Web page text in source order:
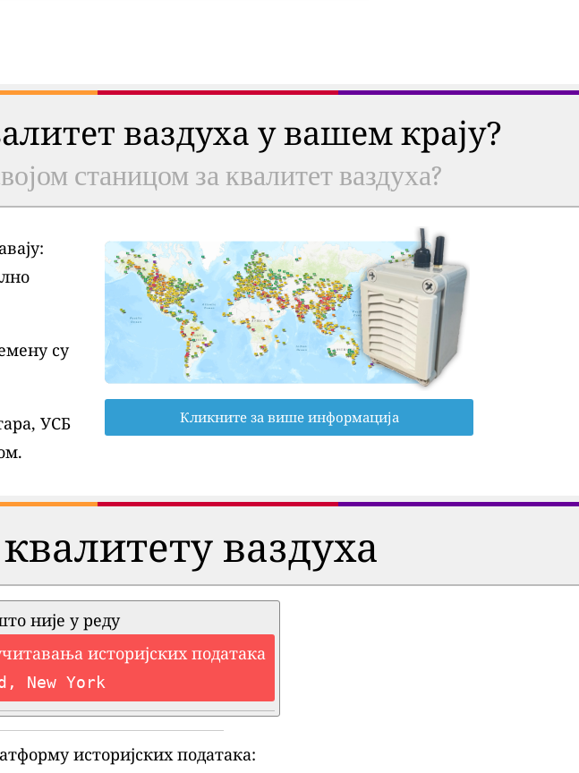
ваздуха у вашем крају?
станицом за квалитет ваздуха?
су
УСБ
Кликните за више информација
ваздуха
није у реду
историјских података
New York
историјских података: